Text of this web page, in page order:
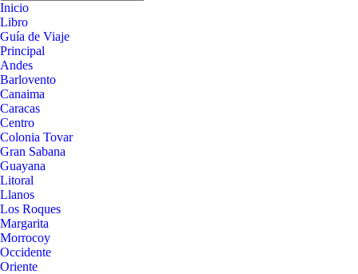
Inicio
Libro
Guía de Viaje
Principal
Andes
Barlovento
Canaima
Caracas
Centro
Colonia Tovar
Gran Sabana
Guayana
Litoral
Llanos
Los Roques
Margarita
Morrocoy
Occidente
Oriente